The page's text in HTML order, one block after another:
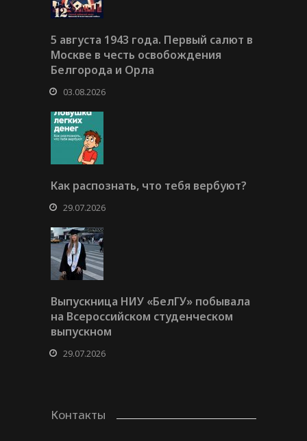
5 августа 1943 года. Первый салют в
Москве в честь освобождения
Белгорода и Орла
03.08.2026
Как распознать, что тебя вербуют?
29.07.2026
Выпускница НИУ «БелГУ» побывала
на Всероссийском студенческом
выпускном
29.07.2026
Контакты